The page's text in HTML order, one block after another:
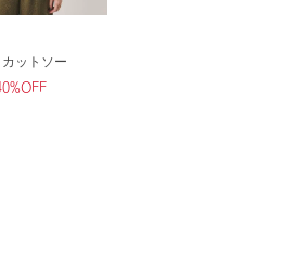
ットソー